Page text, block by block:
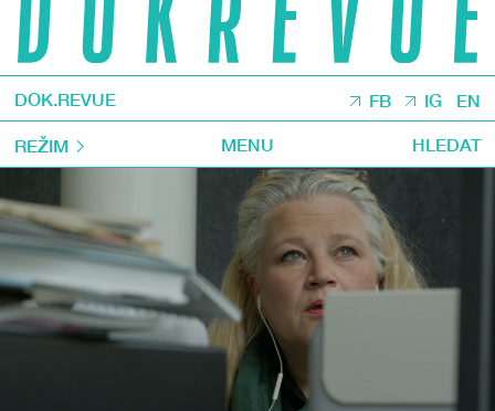
DOK.REVUE FB IG EN
REŽIM MENU HLEDAT